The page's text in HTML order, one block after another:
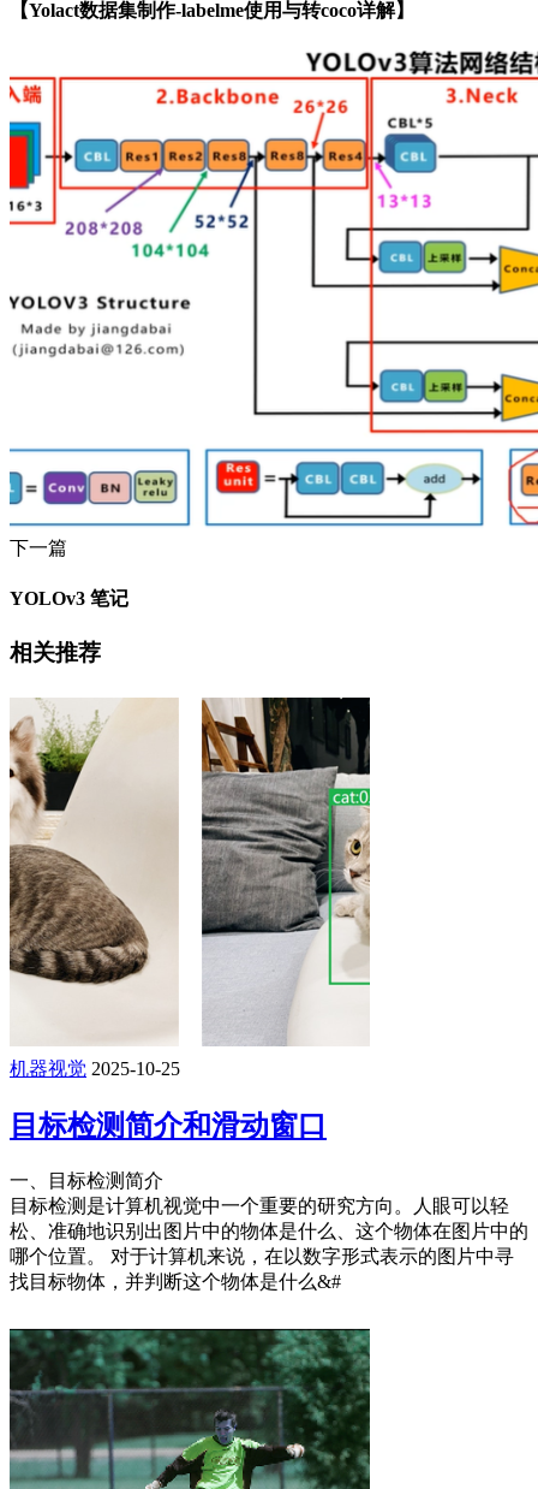
【Yolact数据集制作-labelme使用与转coco详解】
下一篇
YOLOv3 笔记
相关推荐
机器视觉 2025-10-25
目标检测简介和滑动窗口
一、目标检测简介
目标检测是计算机视觉中一个重要的研究方向。人眼可以轻
松、准确地识别出图片中的物体是什么、这个物体在图片中的
哪个位置。 对于计算机来说，在以数字形式表示的图片中寻
找目标物体，并判断这个物体是什么&#